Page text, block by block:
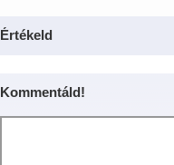
Értékeld
Kommentáld!